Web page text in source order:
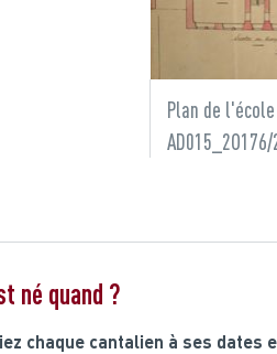
Plan de
AD015_2O176/
né quand ?
chaque cantalien à ses dates